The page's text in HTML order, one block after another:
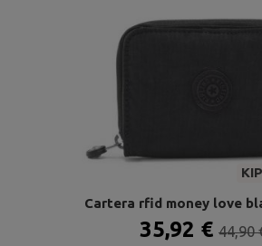
Cartera rfid money love
35,92 € 44,90